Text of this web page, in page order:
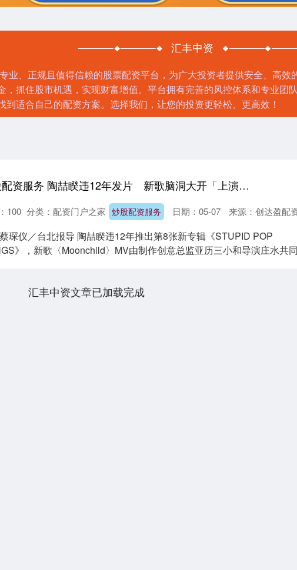
汇丰中资
业、正规且值得信赖的股票配资平台，为广大投资者提供安全、高
，抓住股市机遇，实现财富增值。平台拥有完善的风控体系和专业团
到适合自己的配资方案。选择我们，让您的投资更轻松、更高效！
炒股配资服务 陶喆睽违12年发片 新歌脑洞大开「上演星际冒险」
炒股配资服务 日期：05-07 来源：创达盈配
100 分类： 配资门户之家
琛仪／台北报导 陶喆睽违12年推出第8张新专辑《STUPID POP
》，新歌〈Moonchild〉MV由制作创意总监亚历三小和导演庄水共
汇丰中资文章已加载完成